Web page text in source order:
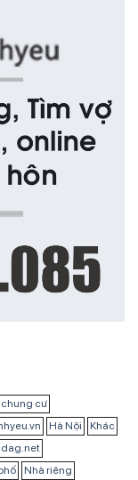
Nhà riêng
Trang chủ
bốn phương Mỹ
Nghề nghiệp khác